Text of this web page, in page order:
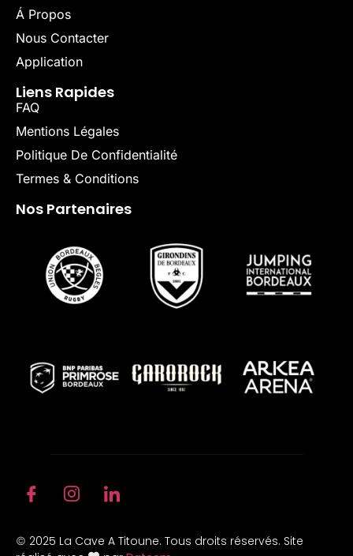
Á Propos
Nous Contacter
Application
Liens Rapides
FAQ
Mentions Légales
Politique De Confidentialité
Termes & Conditions
Nos Partenaires
© 2025 La Cave A Titoune. Tous droits réservés. Site